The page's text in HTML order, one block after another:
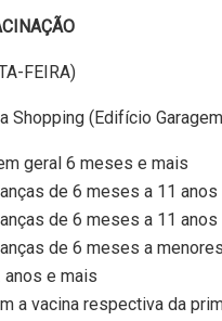
FEIRA)
Shopping (Edifício
geral 6 meses e mais
de 6 meses a 11 anos
de 6 meses a 11 anos
de 6 meses a
anos e mais
a vacina respectiva da